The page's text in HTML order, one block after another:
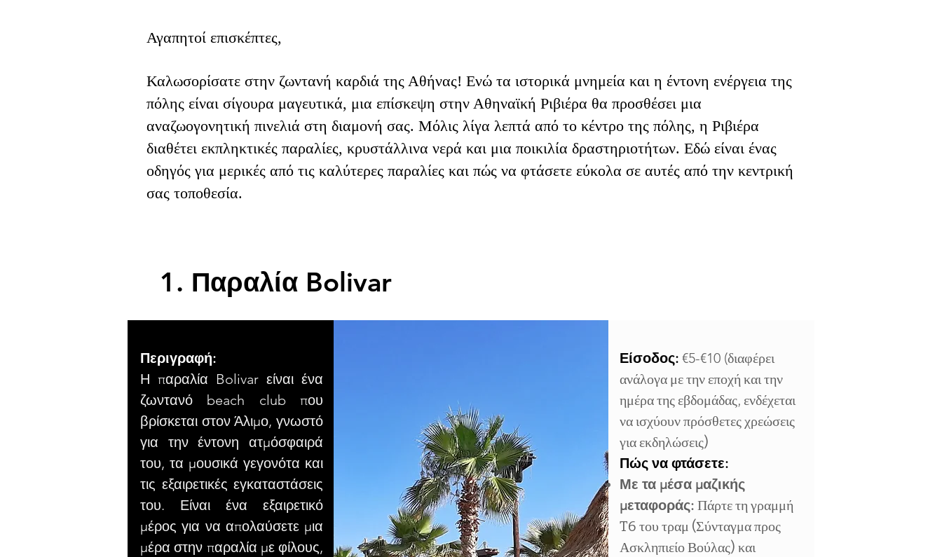
Αγαπητοί επισκέπτες,
Καλωσορίσατε στην ζωντανή καρδιά της Αθήνας! Ενώ τα ιστορικά μνημεία και η έντονη ενέργεια της
πόλης είναι σίγουρα μαγευτικά, μια επίσκεψη στην Αθηναϊκή Ριβιέρα θα προσθέσει μια
αναζωογονητική πινελιά στη διαμονή σας. Μόλις λίγα λεπτά από το κέντρο της πόλης, η Ριβιέρα
διαθέτει εκπληκτικές παραλίες, κρυστάλλινα νερά και μια ποικιλία δραστηριοτήτων. Εδώ είναι ένας
οδηγός για μερικές από τις καλύτερες παραλίες και πώς να φτάσετε εύκολα σε αυτές από την κεντρική
σας τοποθεσία.
1. Παραλία Bolivar
Περιγραφή:
Η παραλία Bolivar είναι ένα
ζωντανό beach club που
βρίσκεται στον Άλιμο, γνωστό
για την έντονη ατμόσφαιρά
του, τα μουσικά γεγονότα και
τις εξαιρετικές εγκαταστάσεις
του. Είναι ένα εξαιρετικό
μέρος για να απολαύσετε μια
μέρα στην παραλία με φίλους,
Είσοδος: €5-€10 (διαφέρει
ανάλογα με την εποχή και την
ημέρα της εβδομάδας, ενδέχεται
να ισχύουν πρόσθετες χρεώσεις
για εκδηλώσεις)
Πώς να φτάσετε:
Με τα μέσα μαζικής
μεταφοράς: Πάρτε τη γραμμή
T6 του τραμ (Σύνταγμα προς
Ασκληπιείο Βούλας) και